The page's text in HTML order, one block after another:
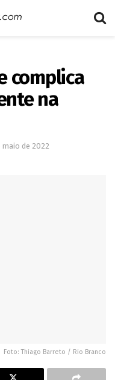
complica
na
maio de 2022
Foto: Thiago Barreto / Rio Branco